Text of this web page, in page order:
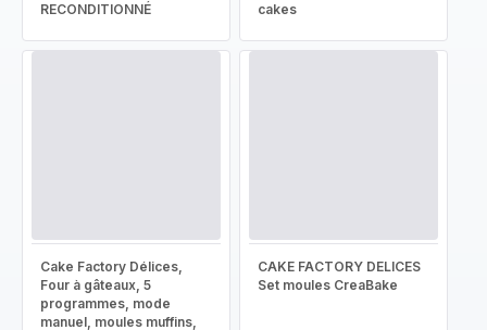
RECONDITIONNÉ
cakes
Cake Factory Délices,
Four à gâteaux, 5
programmes, mode
manuel, moules muffins,
CAKE FACTORY DELICES
Set moules CreaBake